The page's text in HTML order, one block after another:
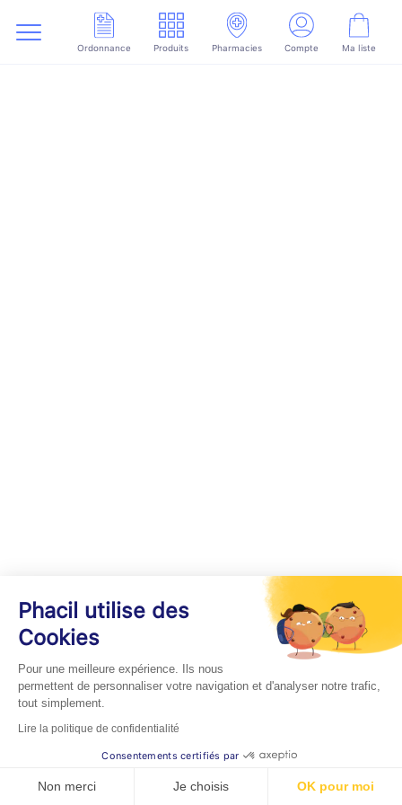
Ordonnance Produits Pharmacies Compte Ma liste
Phacil utilise des
Cookies
Pour une meilleure expérience. Ils nous
permettent de personnaliser votre navigation et d'analyser notre trafic,
tout simplement.
Lire la politique de confidentialité
Consentements certifiés par
Non merci Je choisis OK pour moi